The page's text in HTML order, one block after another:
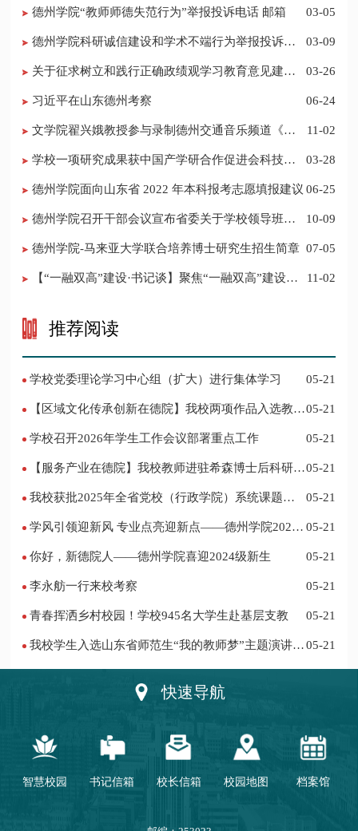
德州学院“教师师德失范行为”举报投诉电话 邮箱 03-05
德州学院科研诚信建设和学术不端行为举报投诉电
03-09
03-26
习近平在山东德州考察 06-24
​文学院翟兴娥教授参与录制德州交通音乐频道《科
11-02
学校一项研究成果获中国产学研合作促进会科技创
03-28
德州学院面向山东省 2022 年本科报考志愿填报建议 06-25
​德州学院召开干部会议宣布省委关于学校领导班子
10-09
德州学院-马来亚大学联合培养博士研究生招生简章 07-05
11-02
推荐阅读
学校党委理论学习中心组（扩大）进行集体学习 05-21
05-21
学校召开2026年学生工作会议部署重点工作 05-21
05-21
我校获批2025年全省党校（行政学院）系统课题立
05-21
学风引领迎新风 专业点亮迎新点——德州学院2024
05-21
你好，新德院人——德州学院喜迎2024级新生 05-21
李永舫一行来校考察 05-21
青春挥洒乡村校园！学校945名大学生赴基层支教 05-21
我校学生入选山东省师范生“我的教师梦”主题演讲活
05-21
快速导航
智慧校园 书记信箱 校长信箱 校园地图 档案馆